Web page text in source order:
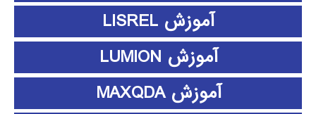
آموزش LISREL
آموزش LUMION
آموزش MAXQDA